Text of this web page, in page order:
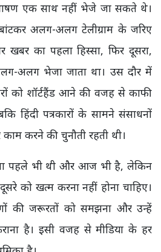
एक साथ नहीं भेजे जा सकते थे।
अलग-अलग टेलीग्राम के जरिए
खबर का पहला हिस्सा, फिर दूसरा,
अलग भेजा जाता था। उस दौर में
को शॉर्टहैंड आने की वजह से काफी
हिंदी पत्रकारों के सामने संसाधनों
करने की चुनौती रहती थी।
पहले भी थी और आज भी है, लेकिन
को खत्म करना नहीं होना चाहिए।
की जरूरतों को समझना और उन्हें
है। इसी वजह से मीडिया के हर